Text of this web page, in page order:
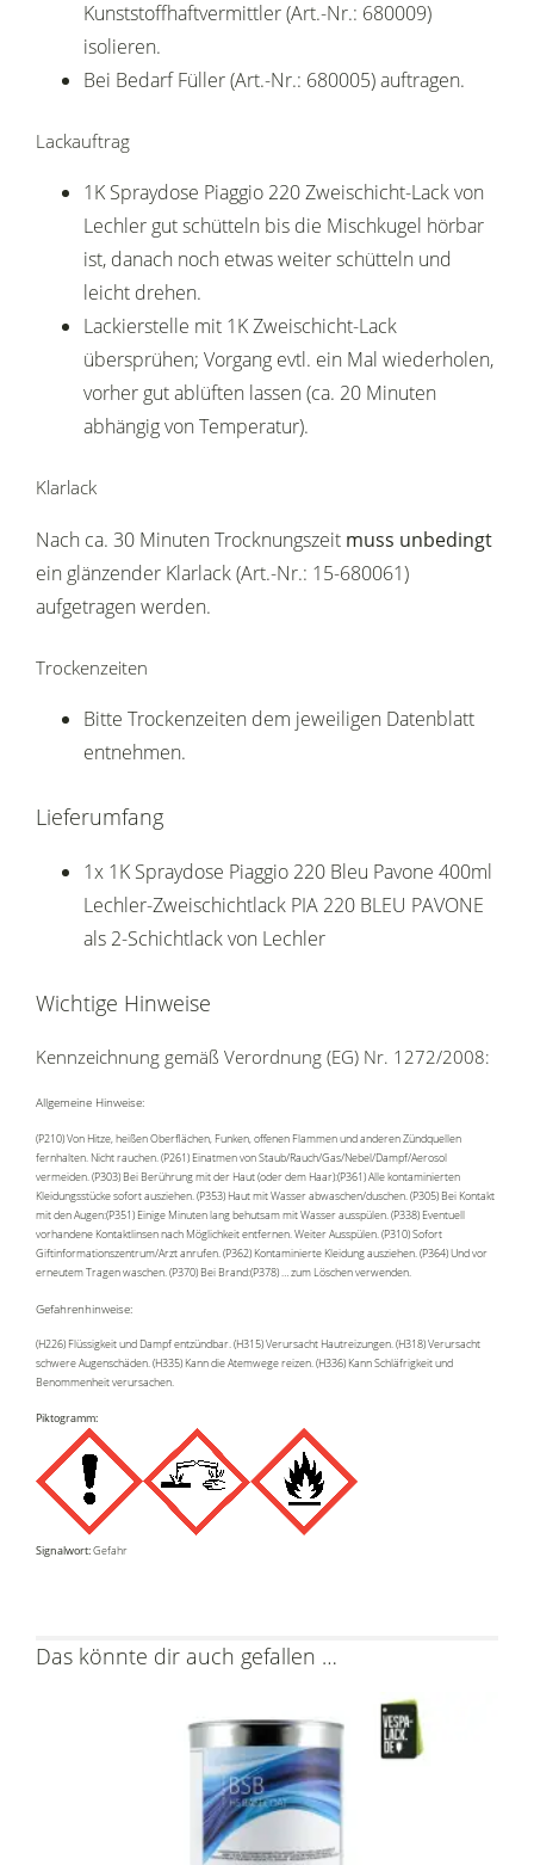
Kunststoffhaftvermittler (Art.-Nr.: 680009)
isolieren.
Bei Bedarf Füller (Art.-Nr.: 680005) auftragen.
Lackauftrag
1K Spraydose Piaggio 220 Zweischicht-Lack von
Lechler gut schütteln bis die Mischkugel hörbar
ist, danach noch etwas weiter schütteln und
leicht drehen.
Lackierstelle mit 1K Zweischicht-Lack
übersprühen; Vorgang evtl. ein Mal wiederholen,
vorher gut ablüften lassen (ca. 20 Minuten
abhängig von Temperatur).
Klarlack
Nach ca. 30 Minuten Trocknungszeit muss unbedingt
ein glänzender Klarlack (Art.-Nr.: 15-680061)
aufgetragen werden.
Trockenzeiten
Bitte Trockenzeiten dem jeweiligen Datenblatt
entnehmen.
Lieferumfang
1x 1K Spraydose Piaggio 220 Bleu Pavone 400ml
Lechler-Zweischichtlack PIA 220 BLEU PAVONE
als 2-Schichtlack von Lechler
Wichtige Hinweise
Kennzeichnung gemäß Verordnung (EG) Nr. 1272/2008:
Allgemeine Hinweise:
(P210) Von Hitze, heißen Oberflächen, Funken, offenen Flammen und anderen Zündquellen
fernhalten. Nicht rauchen. (P261) Einatmen von Staub/Rauch/Gas/Nebel/Dampf/Aerosol
vermeiden. (P303) Bei Berührung mit der Haut (oder dem Haar):(P361) Alle kontaminierten
Kleidungsstücke sofort ausziehen. (P353) Haut mit Wasser abwaschen/duschen. (P305) Bei Kontakt
mit den Augen:(P351) Einige Minuten lang behutsam mit Wasser ausspülen. (P338) Eventuell
vorhandene Kontaktlinsen nach Möglichkeit entfernen. Weiter Ausspülen. (P310) Sofort
Giftinformationszentrum/Arzt anrufen. (P362) Kontaminierte Kleidung ausziehen. (P364) Und vor
erneutem Tragen waschen. (P370) Bei Brand:(P378) … zum Löschen verwenden.
Gefahrenhinweise:
(H226) Flüssigkeit und Dampf entzündbar. (H315) Verursacht Hautreizungen. (H318) Verursacht
schwere Augenschäden. (H335) Kann die Atemwege reizen. (H336) Kann Schläfrigkeit und
Benommenheit verursachen.
Piktogramm:
Signalwort:Gefahr
Das könnte dir auch gefallen …